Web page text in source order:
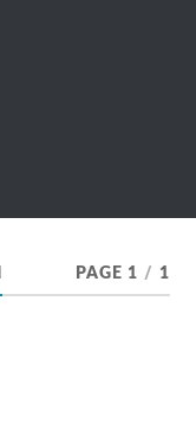
PAGE 1 / 1